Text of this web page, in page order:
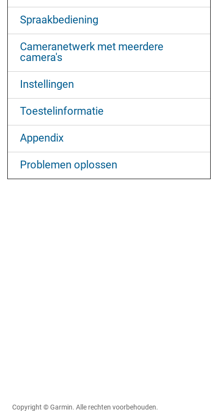
Spraakbediening
Cameranetwerk met meerdere
camera's
Instellingen
Toestelinformatie
Appendix
Problemen oplossen
Copyright © Garmin. Alle rechten voorbehouden.